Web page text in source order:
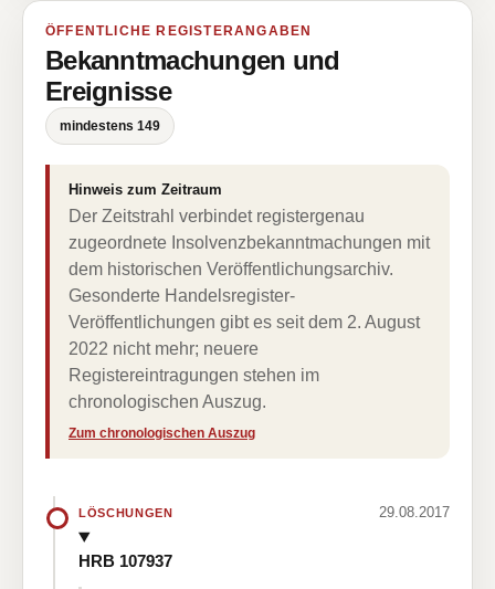
ÖFFENTLICHE REGISTERANGABEN
Bekanntmachungen und
Ereignisse
mindestens 149
Hinweis zum Zeitraum
Der Zeitstrahl verbindet registergenau
zugeordnete Insolvenzbekanntmachungen mit
dem historischen Veröffentlichungsarchiv.
Gesonderte Handelsregister-
Veröffentlichungen gibt es seit dem 2. August
2022 nicht mehr; neuere
Registereintragungen stehen im
chronologischen Auszug.
Zum chronologischen Auszug
LÖSCHUNGEN 29.08.2017
HRB 107937